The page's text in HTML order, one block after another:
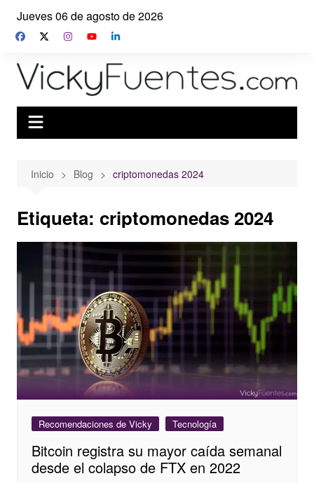
Saltar
contenido
Jueves 06 de agosto de 2026
Inicio Blog criptomonedas 2024
Etiqueta: criptomonedas 2024
Recomendaciones de Vicky Tecnología
Bitcoin registra su mayor caída semanal
desde el colapso de FTX en 2022